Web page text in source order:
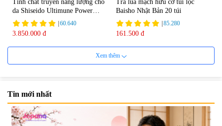
Tinh chất truyền năng lượng cho
da Shiseido Ultimune Power
75ml
60.640
3.850.000 đ
Trà lúa mạch hữu cơ túi lọc
Baisho Nhật Bản 20 túi
85.280
161.500 đ
Xem thêm
Tin mới nhất